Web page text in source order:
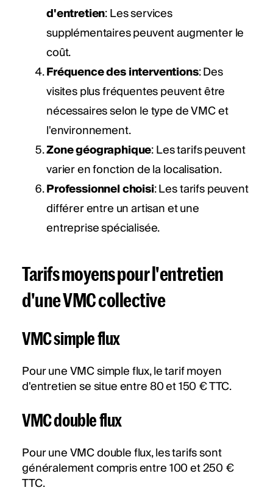
d'entretien: Les services
supplémentaires peuvent augmenter le
coût.
Fréquence des interventions: Des
visites plus fréquentes peuvent être
nécessaires selon le type de VMC et
l'environnement.
Zone géographique: Les tarifs peuvent
varier en fonction de la localisation.
Professionnel choisi: Les tarifs peuvent
différer entre un artisan et une
entreprise spécialisée.
Tarifs moyens pour l'entretien
d'une VMC collective
VMC simple flux
Pour une VMC simple flux, le tarif moyen
d'entretien se situe entre 80 et 150 € TTC​​.
VMC double flux
Pour une VMC double flux, les tarifs sont
généralement compris entre 100 et 250 €
TTC​​.